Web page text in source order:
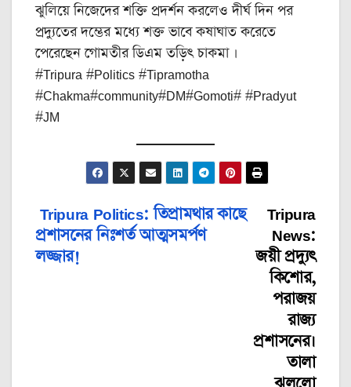
ঝুলিয়ে নিজেদের শক্তি প্রদর্শন করলেও দীর্ঘ দিন পর
প্রদ্যুতের দম্ভের মধ্যে শক্ত ভাবে কষাঘাত করেতে
পেরেছেন গোমতীর ডিএম তড়িৎ চাকমা ।
#Tripura #Politics #Tipramotha
#Chakma#community#DM#Gomoti# #Pradyut
#JM
Post
navigation
Tripura
News:
জয়ী প্রদ্যুৎ
কিশোর,
পরাজয়
রাজ্য
প্রশাসনের।
তালা
Tripura Politics: তিপ্রামথার কাছে
প্রশাসনের নিঃশর্ত আত্মসমর্পণ
লজ্জার!